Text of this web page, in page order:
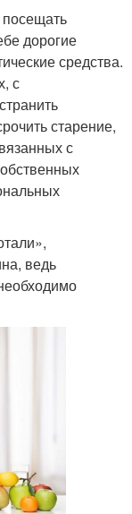
посещать
дорогие
средства.
с
старение,
с
ведь